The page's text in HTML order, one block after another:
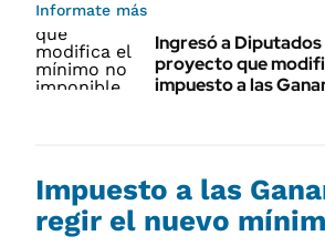
Informate más
Ingresó a Diputados
proyecto que
impuesto a las
Impuesto a las
regir el nuevo